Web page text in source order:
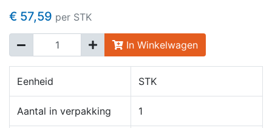
€ 57,59 per STK
In Winkelwagen
Eenheid STK
Aantal in verpakking 1